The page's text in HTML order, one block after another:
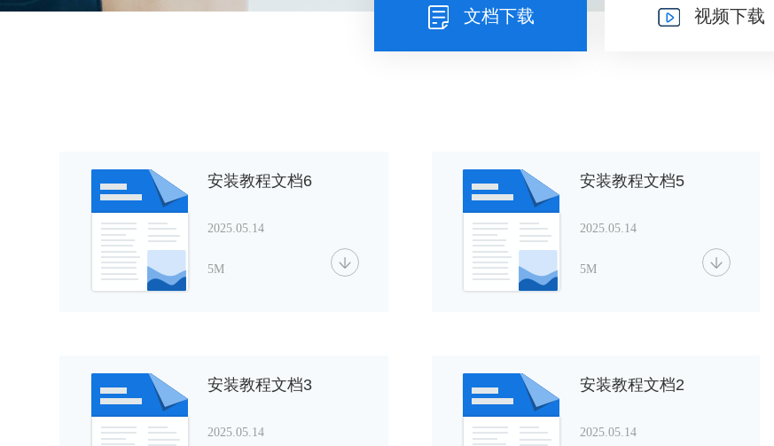
文档下载 视频下载
安装教程文档6
2025.05.14
5M
安装教程文档5
2025.05.14
5M
安装教程文档3
2025.05.14
安装教程文档2
2025.05.14